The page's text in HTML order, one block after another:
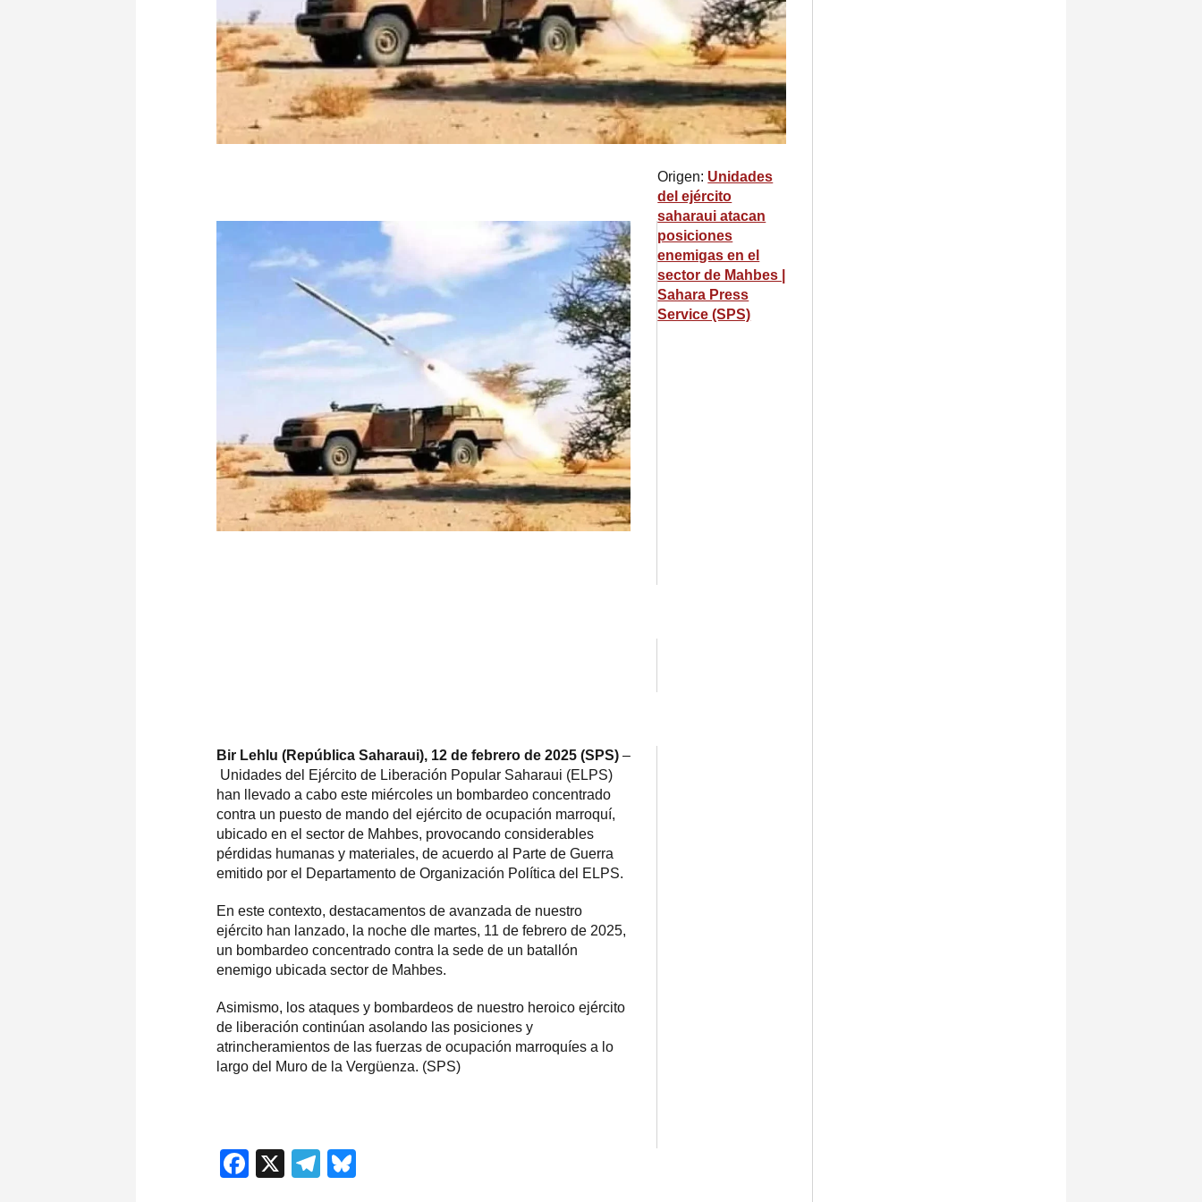
Bir Lehlu (República Saharaui), 12 de febrero de 2025 (SPS) –
Unidades del Ejército de Liberación Popular Saharaui (ELPS)
han llevado a cabo este miércoles un bombardeo concentrado
contra un puesto de mando del ejército de ocupación marroquí,
ubicado en el sector de Mahbes, provocando considerables
pérdidas humanas y materiales, de acuerdo al Parte de Guerra
emitido por el Departamento de Organización Política del ELPS.
En este contexto, destacamentos de avanzada de nuestro
ejército han lanzado, la noche dle martes, 11 de febrero de 2025,
un bombardeo concentrado contra la sede de un batallón
enemigo ubicada sector de Mahbes.
Asimismo, los ataques y bombardeos de nuestro heroico ejército
de liberación continúan asolando las posiciones y
atrincheramientos de las fuerzas de ocupación marroquíes a lo
largo del Muro de la Vergüenza. (SPS)
Origen: Unidades
del ejército
saharaui atacan
posiciones
enemigas en el
sector de Mahbes |
Sahara Press
Service (SPS)
Facebook
X Telegram